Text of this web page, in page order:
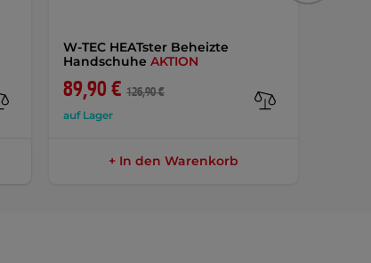
W-TEC HEATster Beheizte
Handschuhe AKTION
89,90 € 126,90 €
auf Lager
+ In den Warenkorb